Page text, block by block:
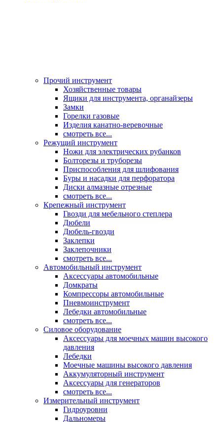
Прочий инструмент
Хозяйственные товары
Ящики для инструмента, органайзеры
Замки
Горелки газовые
Изделия канатно-веревочные
смотреть все...
Режущий инструмент
Ножи для электрических рубанков
Болторезы и труборезы
Приспособления для шлифования
Буры и насадки для перфоратора
Диски алмазные отрезные
смотреть все...
Крепежный инструмент
Гвозди для мебельного степлера
Дюбели
Дюбель-гвозди
Заклепки
Заклепочники
смотреть все...
Автомобильный инструмент
Аксессуары автомобильные
Домкраты
Компрессоры автомобильные
Пневмоинструмент
Лебедки автомобильные
смотреть все...
Силовое оборудование
Аксессуары для моечных машин высокого
давления
Лебедки
Моечные машины высокого давления
Аккумуляторный инструмент
Аксессуары для генераторов
смотреть все...
Измерительный инструмент
Гидроуровни
Дальномеры